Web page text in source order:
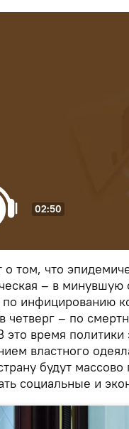
02:50
о том, что
– в минувшую
по инфицированию
четверг – по
это время
властного
будут
социальные и